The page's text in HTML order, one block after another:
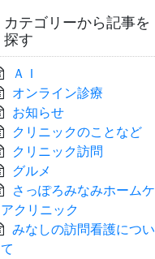
カテゴリーから記事を
探す
ＡＩ
オンライン診療
お知らせ
クリニックのことなど
クリニック訪問
グルメ
さっぽろみなみホームケ
アクリニック
みなしの訪問看護につい
て